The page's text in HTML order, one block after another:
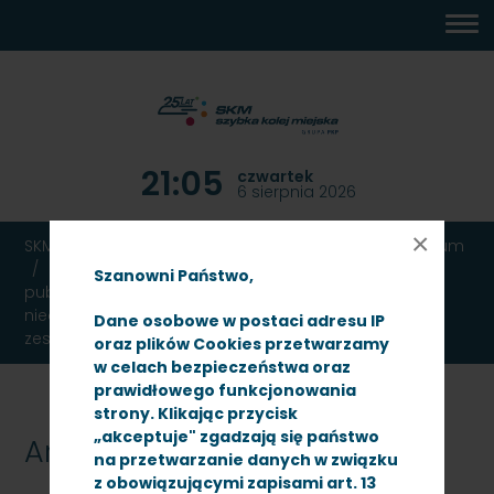
Szanowni Państwo,
Dane osobowe w postaci adresu IP
oraz plików Cookies przetwarzamy
w celach bezpieczeństwa oraz
prawidłowego funkcjonowania
strony. Klikając przycisk
„akceptuje" zgadzają się państwo
na przetwarzanie danych w związku
z obowiązującymi zapisami art. 13
×
DOSTĘPNOŚCI
21:05 czwartek
6 sierpnia 2026
SKM TRÓJMIASTO
Archiwum
Dot. postępowania o udzielenie zamówienia
publicznego, prowadzonego w trybie przetargu
nieograniczonego - na naprawę P4 elektrycznych
zespołów trakcyjnych
Archiwum